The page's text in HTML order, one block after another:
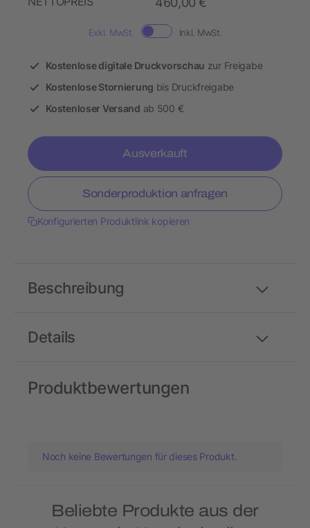
Exkl. MwSt. Inkl. MwSt.
Kostenlose digitale Druckvorschau zur Freigabe
Kostenlose Stornierung bis Druckfreigabe
Kostenloser Versand ab 500 €
Ausverkauft
Sonderproduktion anfragen
Konfigurierten Produktlink kopieren
Details
Beschreibung
Produktbewertungen
Noch keine Bewertungen für dieses Produkt.
Beliebte Produkte aus der